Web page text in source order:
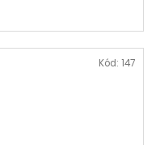
Kód: 147